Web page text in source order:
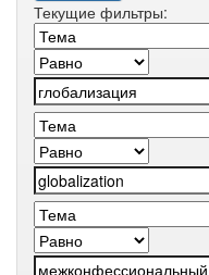
Текущие фильтры: